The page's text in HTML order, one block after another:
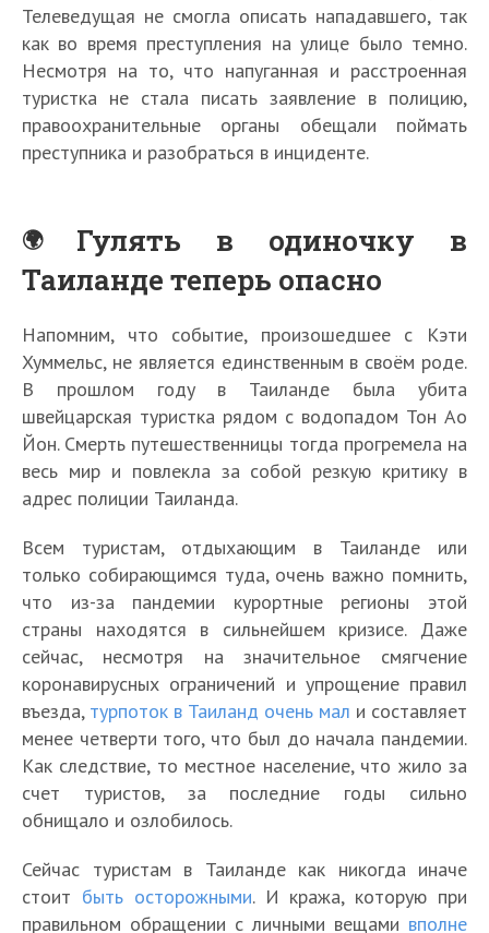
Телеведущая не смогла описать нападавшего, так
как во время преступления на улице было темно.
Несмотря на то, что напуганная и расстроенная
туристка не стала писать заявление в полицию,
правоохранительные органы обещали поймать
преступника и разобраться в инциденте.
Гулять в одиночку в
Таиланде теперь опасно
Напомним, что событие, произошедшее с Кэти
Хуммельс, не является единственным в своём роде.
В прошлом году в Таиланде была убита
швейцарская туристка рядом с водопадом Тон Ао
Йон. Смерть путешественницы тогда прогремела на
весь мир и повлекла за собой резкую критику в
адрес полиции Таиланда.
Всем туристам, отдыхающим в Таиланде или
только собирающимся туда, очень важно помнить,
что из-за пандемии курортные регионы этой
страны находятся в сильнейшем кризисе. Даже
сейчас, несмотря на значительное смягчение
коронавирусных ограничений и упрощение правил
въезда, турпоток в Таиланд очень мал и составляет
менее четверти того, что был до начала пандемии.
Как следствие, то местное население, что жило за
счет туристов, за последние годы сильно
обнищало и озлобилось.
Сейчас туристам в Таиланде как никогда иначе
стоит быть осторожными. И кража, которую при
правильном обращении с личными вещами вполне